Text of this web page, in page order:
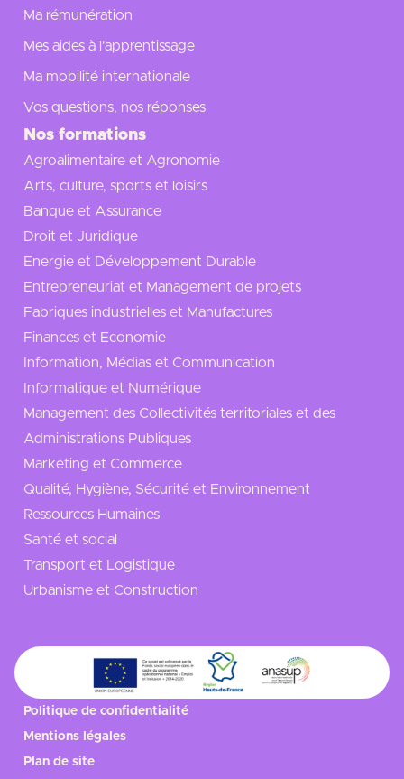
Ma rémunération
Mes aides à l'apprentissage
Ma mobilité internationale
Vos questions, nos réponses
Nos formations
Agroalimentaire et Agronomie
Arts, culture, sports et loisirs
Banque et Assurance
Droit et Juridique
Energie et Développement Durable
Entrepreneuriat et Management de projets
Fabriques industrielles et Manufactures
Finances et Economie
Information, Médias et Communication
Informatique et Numérique
Management des Collectivités territoriales et des
Administrations Publiques
Marketing et Commerce
Qualité, Hygiène, Sécurité et Environnement
Ressources Humaines
Santé et social
Transport et Logistique
Urbanisme et Construction
Politique de confidentialité
Mentions légales
Plan de site